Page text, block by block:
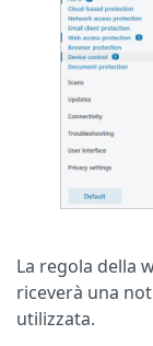
La regola della
riceverà una
utilizzata.